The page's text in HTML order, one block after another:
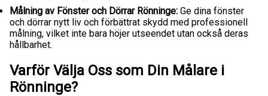
Målning av Fönster och Dörrar Rönninge: Ge dina fönster
och dörrar nytt liv och förbättrat skydd med professionell
målning, vilket inte bara höjer utseendet utan också deras
hållbarhet.
Varför Välja Oss som Din Målare i
Rönninge?